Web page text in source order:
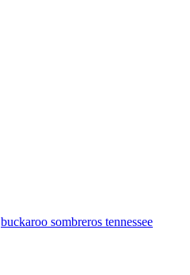
buckaroo sombreros tennessee